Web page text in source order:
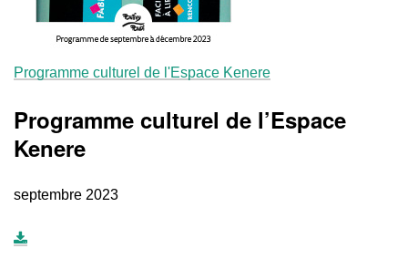
Programme culturel de l'Espace Kenere
Programme culturel de l’Espace
Kenere
septembre 2023